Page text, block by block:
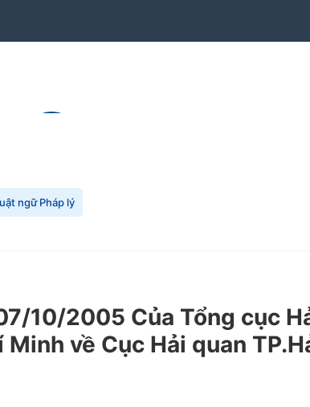
ngữ Pháp lý
10/2005 Của Tổng cục
về Cục Hải quan